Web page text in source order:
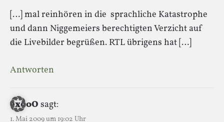
[…] mal reinhören in die sprachliche Katastrophe
und dann Niggemeiers berechtigten Verzicht auf
die Livebilder begrüßen. RTL übrigens hat […]
Antworten
exo0O sagt:
1. Mai 2009 um 19:02 Uhr